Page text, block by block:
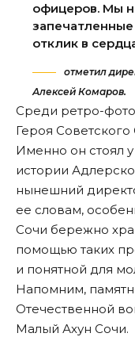
офицеров. Мы
отклик в
отметил
Алексей Комаров.
Среди ретро-
Героя
Именно он стоял
истории
нынешний
ее словам,
Сочи бережно
помощью таких
и понятной для
Напомним,
Отечественной
Малый Ахун Сочи.